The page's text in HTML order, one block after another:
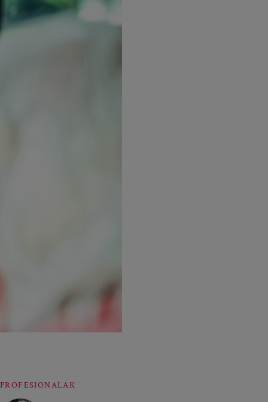
PROFESIONALAK